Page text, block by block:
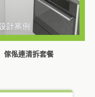
傢俬連清拆套餐